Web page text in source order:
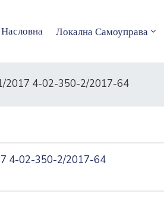
Насловна Локална Самоуправа
2017 4-02-350-2/2017-64
4-02-350-2/2017-64